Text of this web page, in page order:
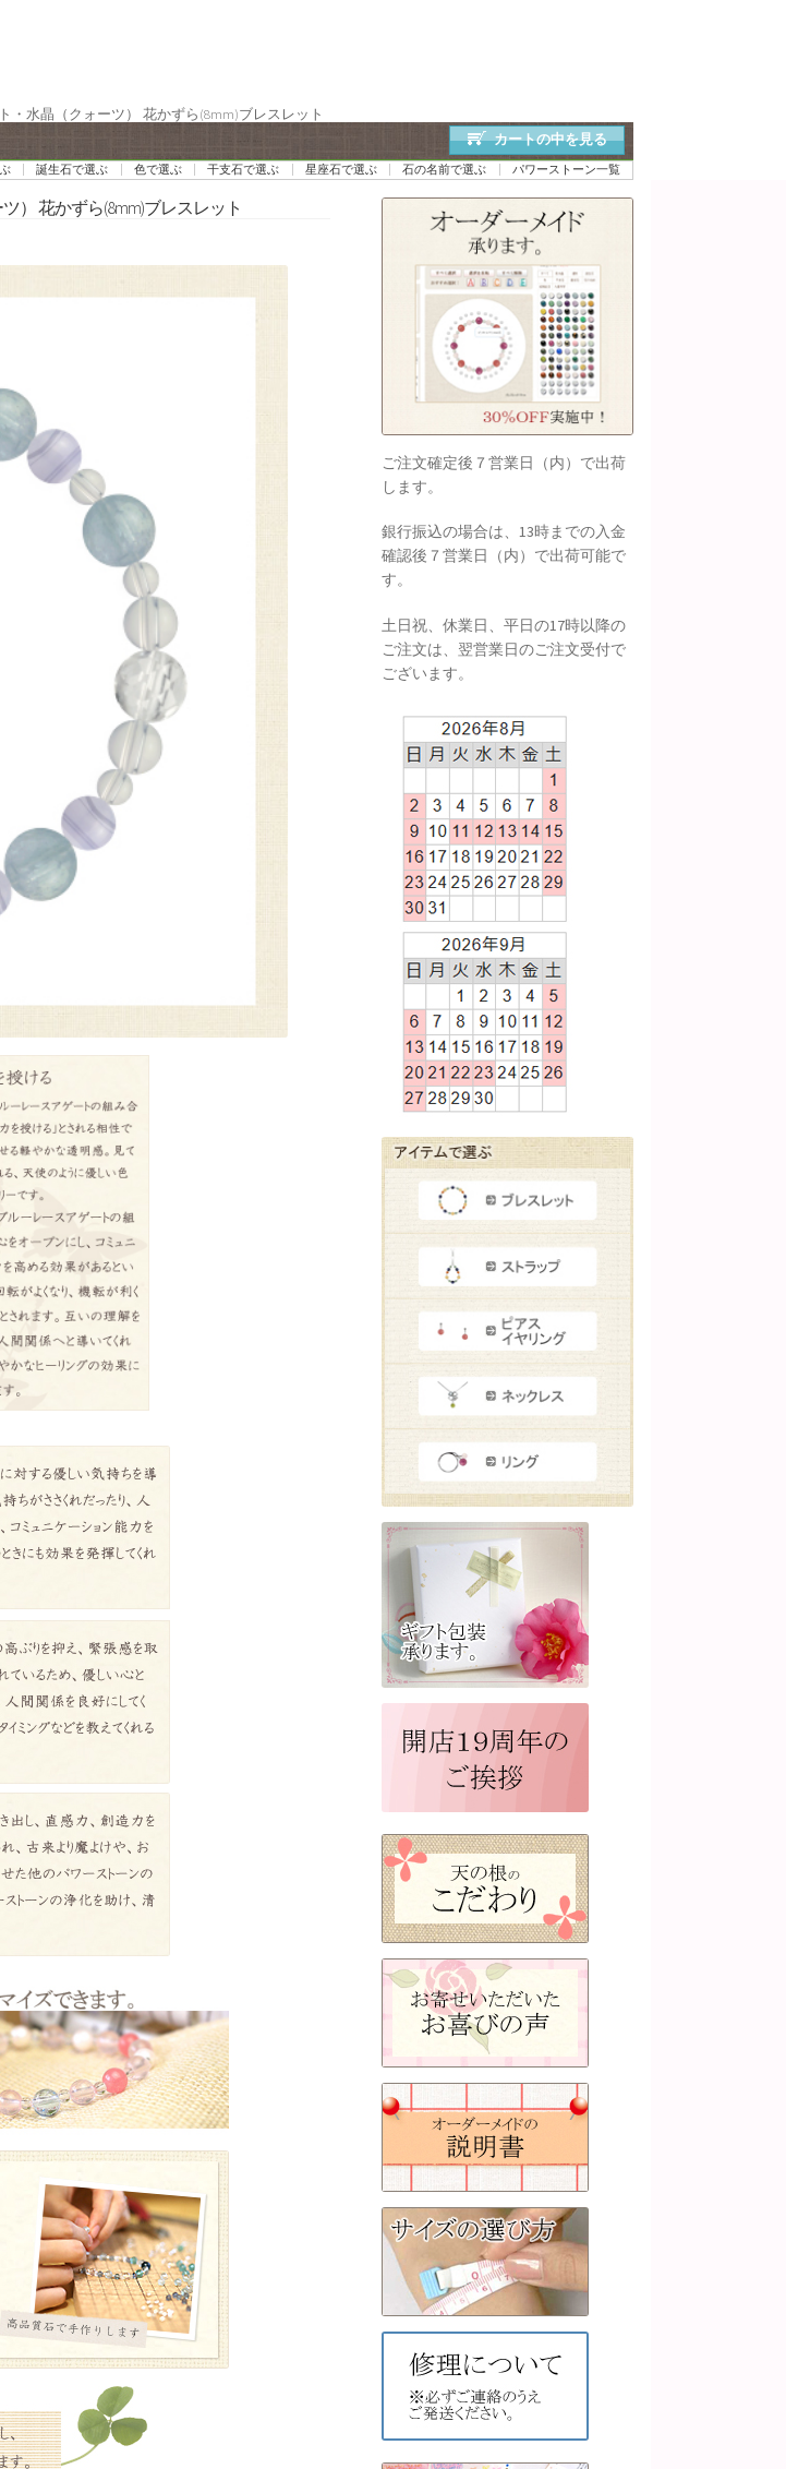
水晶（クォーツ） 花かずら(8mm)ブレスレット
カートの中を見る
誕生石で選ぶ 色で選ぶ 干支石で選ぶ 星座石で選ぶ 石の名前で選ぶ パワーストーン一覧
） 花かずら(8mm)ブレスレット
ご注文確定後７営業日（内）で出荷
します。
銀行振込の場合は、13時までの入金
確認後７営業日（内）で出荷可能で
す。
土日祝、休業日、平日の17時以降の
ご注文は、翌営業日のご注文受付で
ございます。